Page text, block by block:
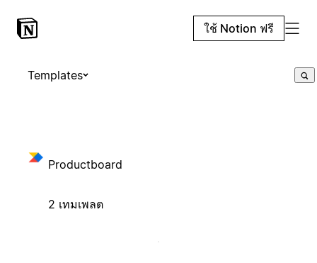
ใช้ Notion ฟรี
Templates
Productboard
2 เทมเพลต